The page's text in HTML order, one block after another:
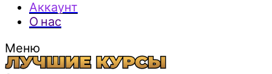
Аккаунт
О нас
Меню